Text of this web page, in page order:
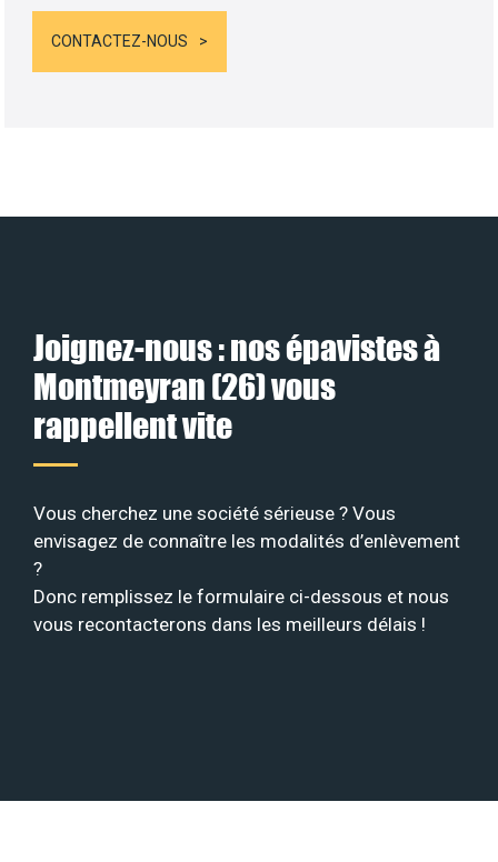
CONTACTEZ-NOUS
Joignez-nous : nos épavistes à
Montmeyran (26) vous
rappellent vite
Vous cherchez une société sérieuse ? Vous
envisagez de connaître les modalités d’enlèvement
?
Donc remplissez le formulaire ci-dessous et nous
vous recontacterons dans les meilleurs délais !